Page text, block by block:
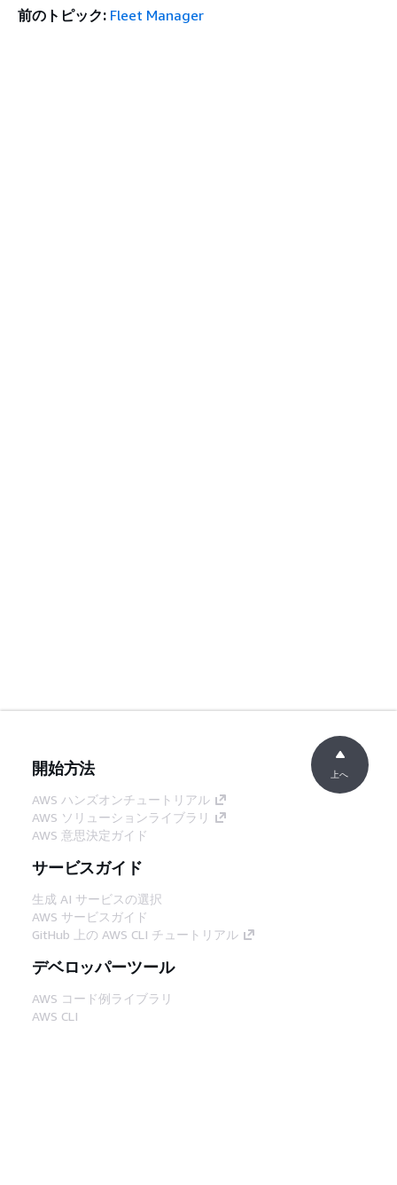
前のトピック: Fleet Manager
開始方法
AWS ハンズオンチュートリアル
AWS ソリューションライブラリ
AWS 意思決定ガイド
サービスガイド
生成 AI サービスの選択
AWS サービスガイド
GitHub 上の AWS CLI チュートリアル
デベロッパーツール
AWS コード例ライブラリ
AWS CLI
上へ